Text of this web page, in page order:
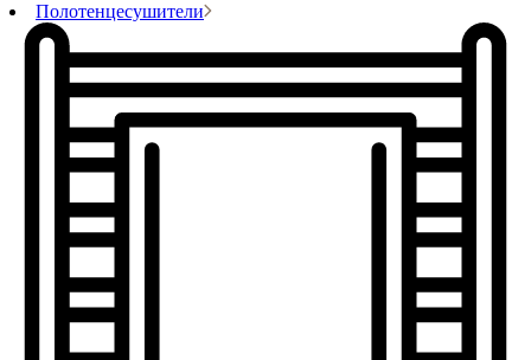
Полотенцесушители